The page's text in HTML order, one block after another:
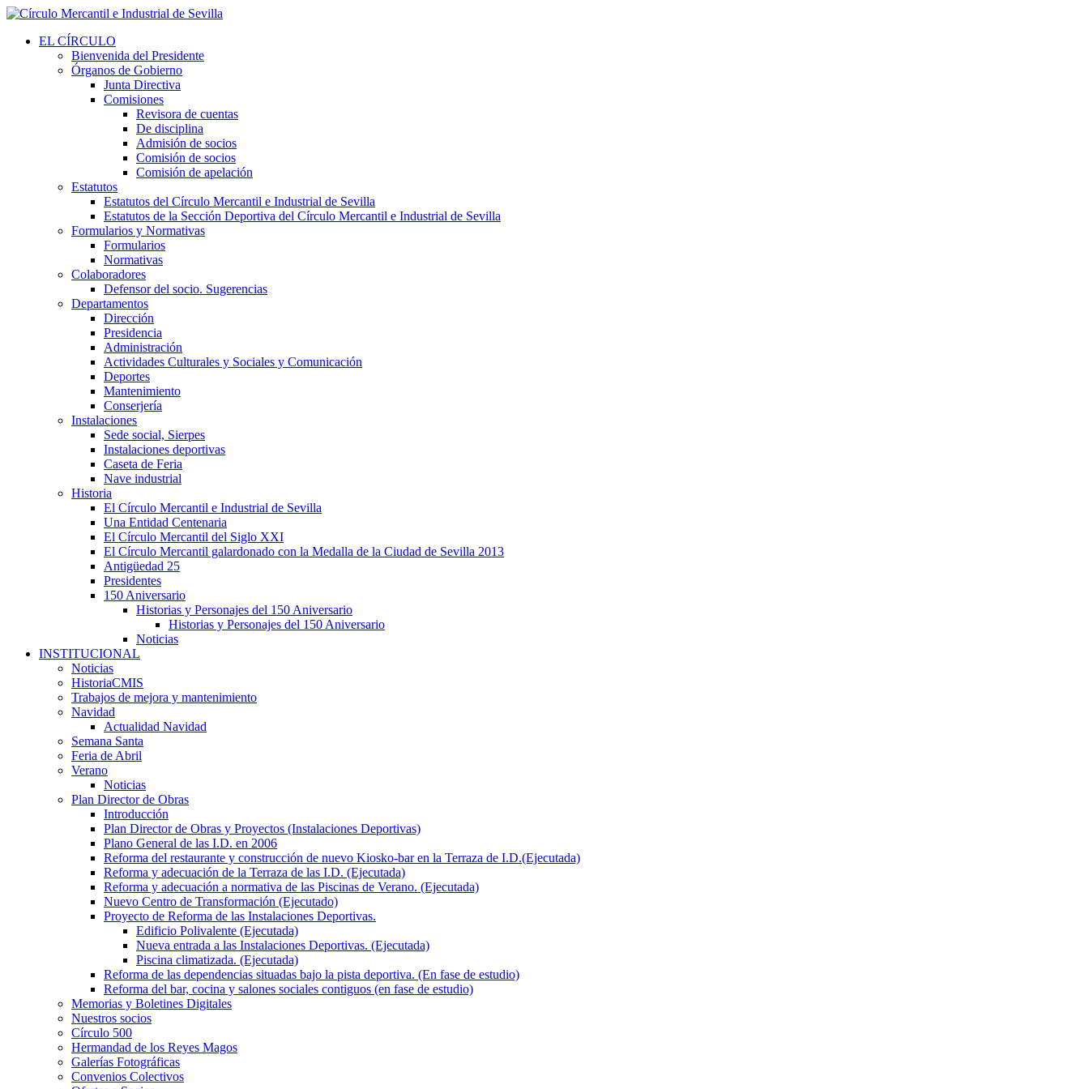
EL CÍRCULO
Bienvenida del Presidente
Órganos de Gobierno
Junta Directiva
Comisiones
Revisora de cuentas
De disciplina
Admisión de socios
Comisión de socios
Comisión de apelación
Estatutos
Estatutos del Círculo Mercantil e Industrial de Sevilla
Estatutos de la Sección Deportiva del Círculo Mercantil e Industrial de Sevilla
Formularios y Normativas
Formularios
Normativas
Colaboradores
Defensor del socio. Sugerencias
Departamentos
Dirección
Presidencia
Administración
Actividades Culturales y Sociales y Comunicación
Deportes
Mantenimiento
Conserjería
Instalaciones
Sede social, Sierpes
Instalaciones deportivas
Caseta de Feria
Nave industrial
Historia
El Círculo Mercantil e Industrial de Sevilla
Una Entidad Centenaria
El Círculo Mercantil del Siglo XXI
El Círculo Mercantil galardonado con la Medalla de la Ciudad de Sevilla 2013
Antigüedad 25
Presidentes
150 Aniversario
Historias y Personajes del 150 Aniversario
Historias y Personajes del 150 Aniversario
Noticias
INSTITUCIONAL
Noticias
HistoriaCMIS
Trabajos de mejora y mantenimiento
Navidad
Actualidad Navidad
Semana Santa
Feria de Abril
Verano
Noticias
Plan Director de Obras
Introducción
Plan Director de Obras y Proyectos (Instalaciones Deportivas)
Plano General de las I.D. en 2006
Reforma del restaurante y construcción de nuevo Kiosko-bar en la Terraza de I.D.(Ejecutada)
Reforma y adecuación de la Terraza de las I.D. (Ejecutada)
Reforma y adecuación a normativa de las Piscinas de Verano. (Ejecutada)
Nuevo Centro de Transformación (Ejecutado)
Proyecto de Reforma de las Instalaciones Deportivas.
Edificio Polivalente (Ejecutada)
Nueva entrada a las Instalaciones Deportivas. (Ejecutada)
Piscina climatizada. (Ejecutada)
Reforma de las dependencias situadas bajo la pista deportiva. (En fase de estudio)
Reforma del bar, cocina y salones sociales contiguos (en fase de estudio)
Memorias y Boletines Digitales
Nuestros socios
Círculo 500
Hermandad de los Reyes Magos
Galerías Fotográficas
Convenios Colectivos